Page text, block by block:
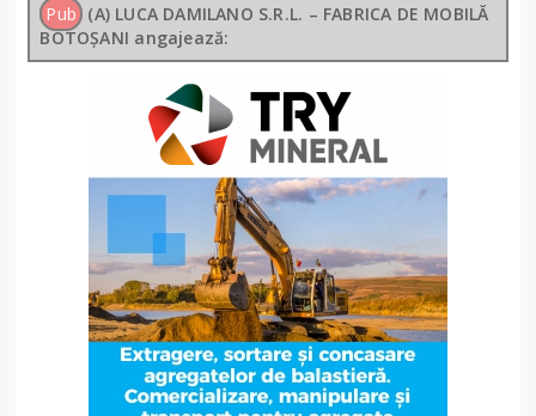
Pub (A) LUCA DAMILANO S.R.L. – FABRICA DE MOBILĂ
BOTOȘANI angajează: